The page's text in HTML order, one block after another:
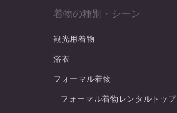
着物の種別・シーン
観光用着物
浴衣
フォーマル着物
フォーマル着物レンタルトップ